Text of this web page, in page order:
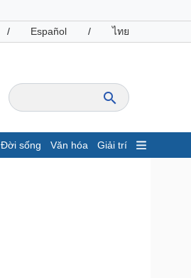
/ Español / ไทย
Đời sống Văn hóa Giải trí